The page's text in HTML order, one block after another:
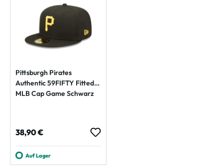
Pittsburgh Pirates
Authentic 59FIFTY Fitted
MLB Cap Game Schwarz
Regulärer Preis:
38,90 €
Auf Lager